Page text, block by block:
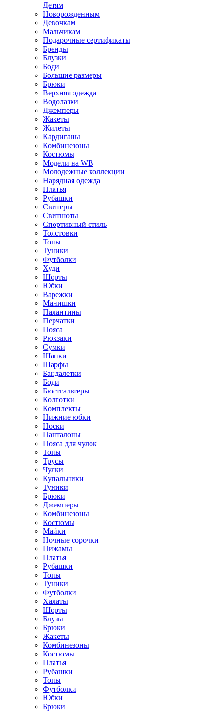
Детям
Новорожденным
Девочкам
Мальчикам
Подарочные сертификаты
Бренды
Блузки
Боди
Большие размеры
Брюки
Верхняя одежда
Водолазки
Джемперы
Жакеты
Жилеты
Кардиганы
Комбинезоны
Костюмы
Модели на WB
Молодежные коллекции
Нарядная одежда
Платья
Рубашки
Свитеры
Свитшоты
Спортивный стиль
Толстовки
Топы
Туники
Футболки
Худи
Шорты
Юбки
Варежки
Манишки
Палантины
Перчатки
Пояса
Рюкзаки
Сумки
Шапки
Шарфы
Бандалетки
Боди
Бюстгальтеры
Колготки
Комплекты
Нижние юбки
Носки
Панталоны
Поясa для чулок
Топы
Трусы
Чулки
Купальники
Туники
Брюки
Джемперы
Комбинезоны
Костюмы
Майки
Ночные сорочки
Пижамы
Платья
Рубашки
Топы
Туники
Футболки
Халаты
Шорты
Блузы
Брюки
Жакеты
Комбинезоны
Костюмы
Платья
Рубашки
Топы
Футболки
Юбки
Брюки